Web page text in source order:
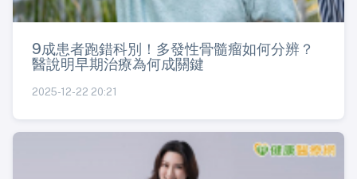
9成患者跑錯科別！多發性骨髓瘤如何分辨？
醫說明早期治療為何成關鍵
2025-12-22 20:21